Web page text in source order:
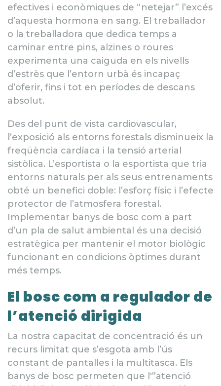
efectives i econòmiques de “netejar” l’excés
d’aquesta hormona en sang. El treballador
o la treballadora que dedica temps a
caminar entre pins, alzines o roures
experimenta una caiguda en els nivells
d’estrès que l’entorn urbà és incapaç
d’oferir, fins i tot en períodes de descans
absolut.
Des del punt de vista cardiovascular,
l’exposició als entorns forestals disminueix la
freqüència cardíaca i la tensió arterial
sistòlica. L’esportista o la esportista que tria
entorns naturals per als seus entrenaments
obté un benefici doble: l’esforç físic i l’efecte
protector de l’atmosfera forestal.
Implementar banys de bosc com a part
d’un pla de salut ambiental és una decisió
estratègica per mantenir el motor biològic
funcionant en condicions òptimes durant
més temps.
El bosc com a regulador de
l’atenció dirigida
La nostra capacitat de concentració és un
recurs limitat que s’esgota amb l’ús
constant de pantalles i la multitasca. Els
banys de bosc permeten que l'”atenció